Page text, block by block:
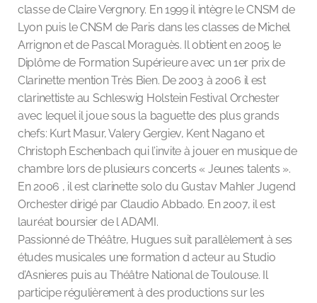
classe de Claire Vergnory. En 1999 il intègre le CNSM de
Lyon puis le CNSM de Paris dans les classes de Michel
Arrignon et de Pascal Moraguès. Il obtient en 2005 le
Diplôme de Formation Supérieure avec un 1er prix de
Clarinette mention Très Bien. De 2003 à 2006 il est
clarinettiste au Schleswig Holstein Festival Orchester
avec lequel il joue sous la baguette des plus grands
chefs: Kurt Masur, Valery Gergiev, Kent Nagano et
Christoph Eschenbach qui l’invite à jouer en musique de
chambre lors de plusieurs concerts « Jeunes talents ».
En 2006 , il est clarinette solo du Gustav Mahler Jugend
Orchester dirigé par Claudio Abbado. En 2007, il est
lauréat boursier de l ADAMI.
Passionné de Théâtre, Hugues suit parallèlement à ses
études musicales une formation d acteur au Studio
d’Asnieres puis au Théâtre National de Toulouse. Il
participe régulièrement à des productions sur les